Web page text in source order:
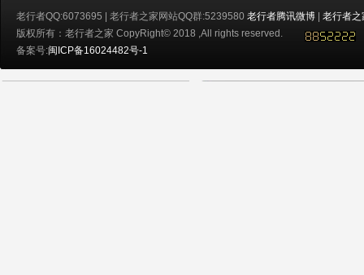
老行者QQ:6073695 | 老行者之家网站QQ群:5239580 老行者腾讯微博 | 老行者之
版权所有：老行者之家 CopyRight© 2018 ,All rights reserved.
备案号:闽ICP备16024482号-1